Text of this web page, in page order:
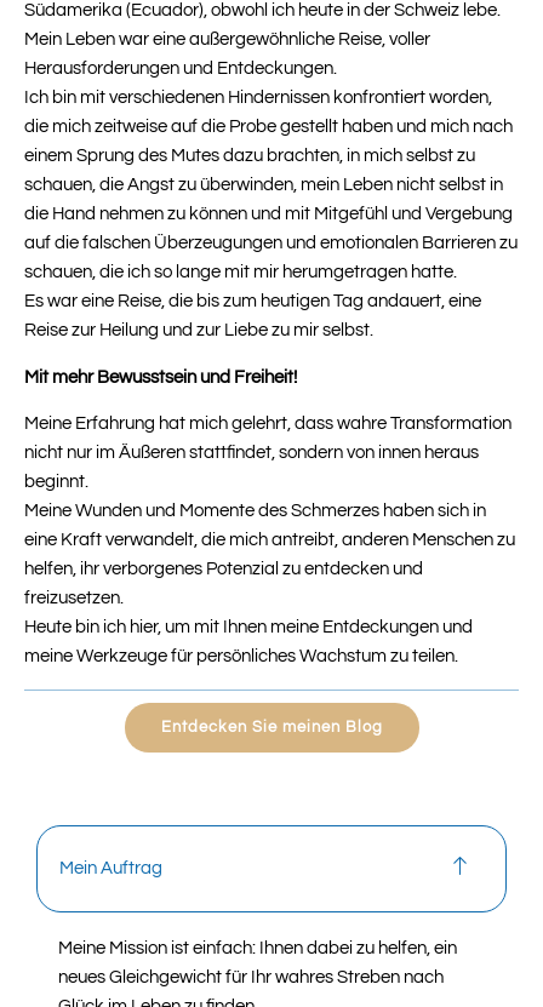
Südamerika (Ecuador), obwohl ich heute in der Schweiz lebe.
Mein Leben war eine außergewöhnliche Reise, voller
Herausforderungen und Entdeckungen.
Ich bin mit verschiedenen Hindernissen konfrontiert worden,
die mich zeitweise auf die Probe gestellt haben und mich nach
einem Sprung des Mutes dazu brachten, in mich selbst zu
schauen, die Angst zu überwinden, mein Leben nicht selbst in
die Hand nehmen zu können und mit Mitgefühl und Vergebung
auf die falschen Überzeugungen und emotionalen Barrieren zu
schauen, die ich so lange mit mir herumgetragen hatte.
Es war eine Reise, die bis zum heutigen Tag andauert, eine
Reise zur Heilung und zur Liebe zu mir selbst.
Mit mehr Bewusstsein und Freiheit!
Meine Erfahrung hat mich gelehrt, dass wahre Transformation
nicht nur im Äußeren stattfindet, sondern von innen heraus
beginnt.
Meine Wunden und Momente des Schmerzes haben sich in
eine Kraft verwandelt, die mich antreibt, anderen Menschen zu
helfen, ihr verborgenes Potenzial zu entdecken und
freizusetzen.
Heute bin ich hier, um mit Ihnen meine Entdeckungen und
meine Werkzeuge für persönliches Wachstum zu teilen.
Entdecken Sie meinen Blog
Mein Auftrag
Meine Mission ist einfach: Ihnen dabei zu helfen, ein
neues Gleichgewicht für Ihr wahres Streben nach